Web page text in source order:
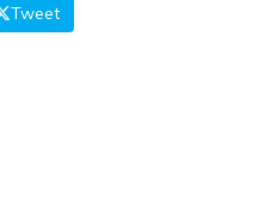
Tweet